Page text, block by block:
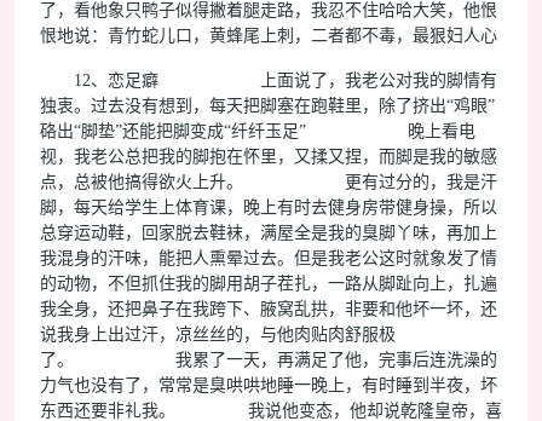
了，看他象只鸭子似得撇着腿走路，我忍不住哈哈大笑，他恨
恨地说：青竹蛇儿口，黄蜂尾上刺，二者都不毒，最狠妇人心
12、恋足癖 上面说了，我老公对我的脚情有
独衷。过去没有想到，每天把脚塞在跑鞋里，除了挤出“鸡眼”
硌出“脚垫”还能把脚变成“纤纤玉足” 晚上看电
视，我老公总把我的脚抱在怀里，又揉又捏，而脚是我的敏感
点，总被他搞得欲火上升。 更有过分的，我是汗
脚，每天给学生上体育课，晚上有时去健身房带健身操，所以
总穿运动鞋，回家脱去鞋袜，满屋全是我的臭脚丫味，再加上
我混身的汗味，能把人熏晕过去。但是我老公这时就象发了情
的动物，不但抓住我的脚用胡子茬扎，一路从脚趾向上，扎遍
我全身，还把鼻子在我跨下、腋窝乱拱，非要和他坏一坏，还
说我身上出过汗，凉丝丝的，与他肉贴肉舒服极
了。 我累了一天，再满足了他，完事后连洗澡的
力气也没有了，常常是臭哄哄地睡一晚上，有时睡到半夜，坏
东西还要非礼我。 我说他变态，他却说乾隆皇帝，喜